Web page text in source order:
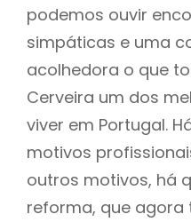
podemos ouvir
simpáticas e uma
acolhedora o que
Cerveira um dos
viver em Portugal.
motivos
outros motivos, há
reforma, que